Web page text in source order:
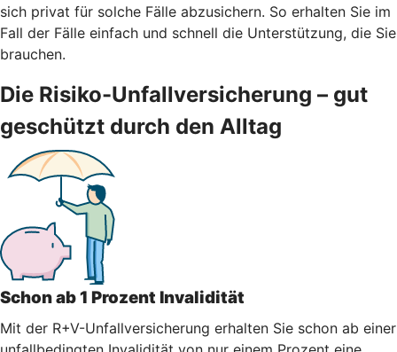
sich privat für solche Fälle abzusichern. So erhalten Sie im
Fall der Fälle einfach und schnell die Unterstützung, die Sie
brauchen.
Die Risiko-Unfallversicherung – gut
geschützt durch den Alltag
Schon ab 1 Prozent Invalidität
Mit der R+V-Unfallversicherung erhalten Sie schon ab einer